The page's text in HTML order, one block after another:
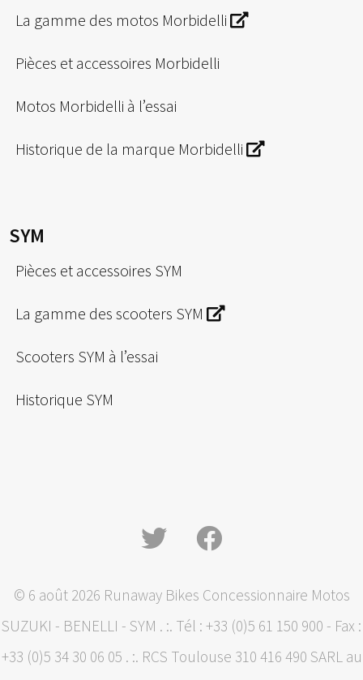
La gamme des motos Morbidelli
Pièces et accessoires Morbidelli
Motos Morbidelli à l’essai
Historique de la marque Morbidelli
SYM
Pièces et accessoires SYM
La gamme des scooters SYM
Scooters SYM à l’essai
Historique SYM
© 6 août 2026 Runaway Bikes Concessionnaire Motos
SUZUKI - BENELLI - SYM . :. Tél : +33 (0)5 61 150 900 - Fax :
+33 (0)5 34 30 06 05 . :. RCS Toulouse 310 416 490 SARL au